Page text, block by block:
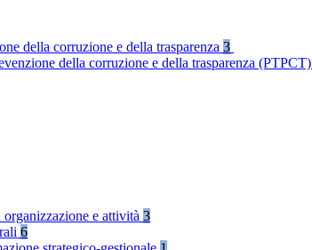
della corruzione e della trasparenza 3
della corruzione e della trasparenza (PTPCT)
e attività 3
6